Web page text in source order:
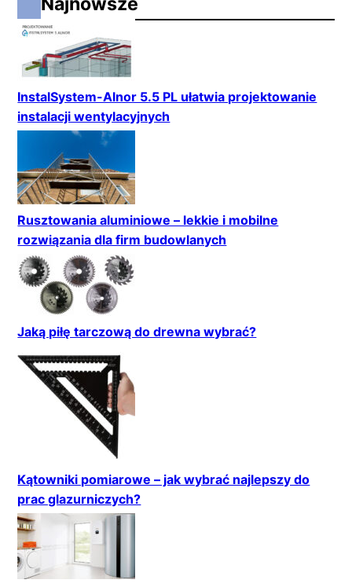
InstalSystem-Alnor 5.5 PL ułatwia projektowanie
instalacji wentylacyjnych
Rusztowania aluminiowe – lekkie i mobilne
rozwiązania dla firm budowlanych
Jaką piłę tarczową do drewna wybrać?
Kątowniki pomiarowe – jak wybrać najlepszy do
prac glazurniczych?